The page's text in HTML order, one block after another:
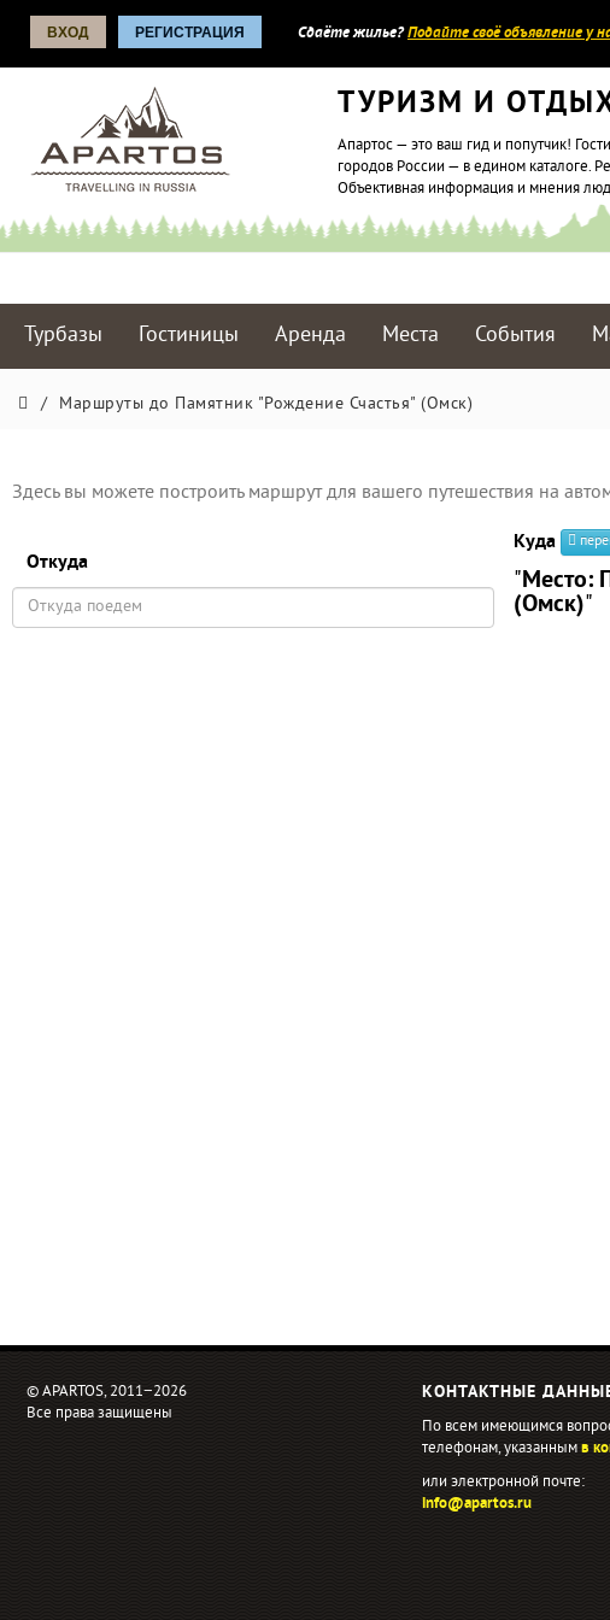
ВХОД РЕГИСТРАЦИЯ Сдаёте жилье?Подайте своё объявление у
ТУРИЗМ И
Апартос — это ваш гид и попутчик!
городов России — в едином каталоге.
Объективная информация и мнения
Турбазы Гостиницы Аренда Места События
/ Маршруты до Памятник "Рождение Счастья" (Омск)
Здесь вы можете построить маршрут для вашего путешествия на
Откуда
Куда
"Место:
(Омск)"
© APARTOS, 2011−2026
Все права защищены
КОНТАКТНЫЕ
По всем имеющимся
телефонам, указаннымв
или электронной почте:
info@apartos.ru